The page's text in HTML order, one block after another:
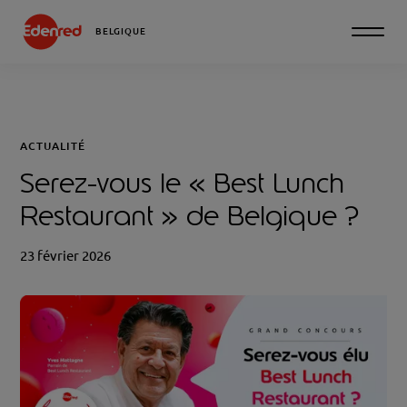
BELGIQUE
ACTUALITÉ
Serez-vous le « Best Lunch
Restaurant » de Belgique ?
23 février 2026